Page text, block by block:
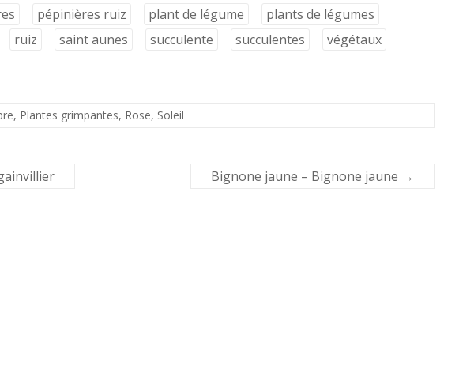
pépinières ruiz plant de légume
plants de légumes
ruiz saint aunes succulente succulentes
végétaux
, Plantes grimpantes, Rose, Soleil
Bignone jaune – Bignone jaune →